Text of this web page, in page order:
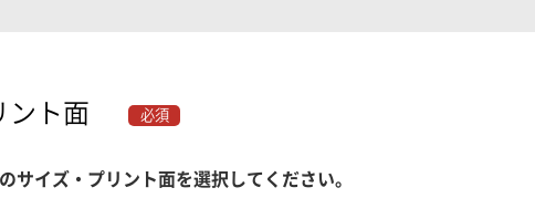
ント面 必須
サイズ・プリント面を選択してください。